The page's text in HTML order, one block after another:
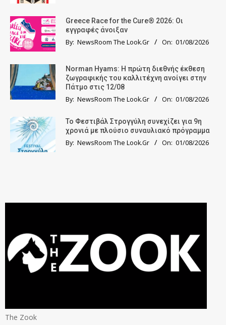
Greece Race for the Cure® 2026: Οι
εγγραφές άνοιξαν
By: NewsRoom The Look.Gr On: 01/08/2026
Norman Hyams: Η πρώτη διεθνής έκθεση
ζωγραφικής του καλλιτέχνη ανοίγει στην
Πάτμο στις 12/08
By: NewsRoom The Look.Gr On: 01/08/2026
Το Φεστιβάλ Στρογγύλη συνεχίζει για 9η
χρονιά με πλούσιο συναυλιακό πρόγραμμα
By: NewsRoom The Look.Gr On: 01/08/2026
The Zook